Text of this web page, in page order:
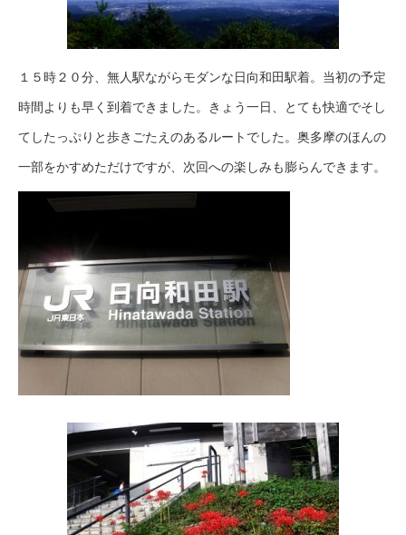
１５時２０分、無人駅ながらモダンな日向和田駅着。当初の予定
時間よりも早く到着できました。きょう一日、とても快適でそし
てしたっぷりと歩きごたえのあるルートでした。奥多摩のほんの
一部をかすめただけですが、次回への楽しみも膨らんできます。